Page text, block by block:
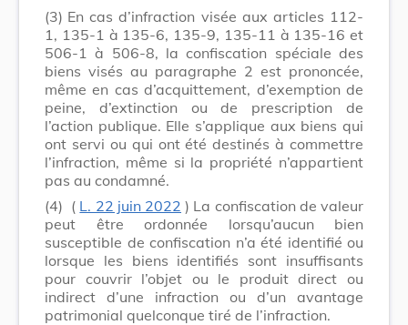
(3) En cas d’infraction visée aux articles 112-
1, 135-1 à 135-6, 135-9, 135-11 à 135-16 et
506-1 à 506-8, la confiscation spéciale des
biens visés au paragraphe 2 est prononcée,
même en cas d’acquittement, d’exemption de
peine, d’extinction ou de prescription de
l’action publique. Elle s’applique aux biens qui
ont servi ou qui ont été destinés à commettre
l’infraction, même si la propriété n’appartient
pas au condamné.
(4) ( L. 22 juin 2022 ) La confiscation de valeur
peut être ordonnée lorsqu’aucun bien
susceptible de confiscation n’a été identifié ou
lorsque les biens identifiés sont insuffisants
pour couvrir l’objet ou le produit direct ou
indirect d’une infraction ou d’un avantage
patrimonial quelconque tiré de l’infraction.